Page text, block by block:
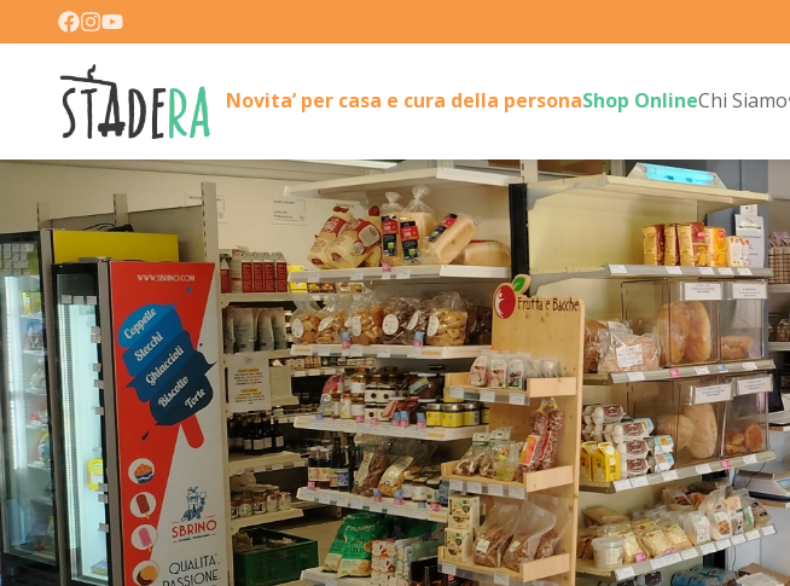
Novita’ per casa e cura della personaShop OnlineChi Siamo